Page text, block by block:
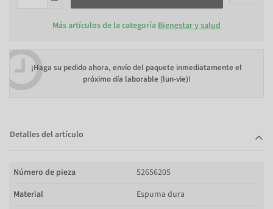
Más artículos de la categoría Bienestar y salud
¡Haga su pedido ahora, envío del paquete inmediatamente el
próximo día laborable (lun-vie)!
Detalles del artículo
Número de pieza
52656205
Material
Espuma dura